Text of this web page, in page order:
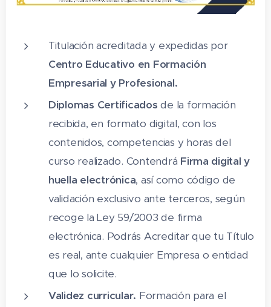
Titulación acreditada y expedidas por
Centro Educativo en Formación
Empresarial y Profesional.
Diplomas Certificados de la formación
recibida, en formato digital, con los
contenidos, competencias y horas del
curso realizado. Contendrá Firma digital y
huella electrónica, así como código de
validación exclusivo ante terceros, según
recoge la Ley 59/2003 de firma
electrónica. Podrás Acreditar que tu Título
es real, ante cualquier Empresa o entidad
que lo solicite.
Validez curricular. Formación para el